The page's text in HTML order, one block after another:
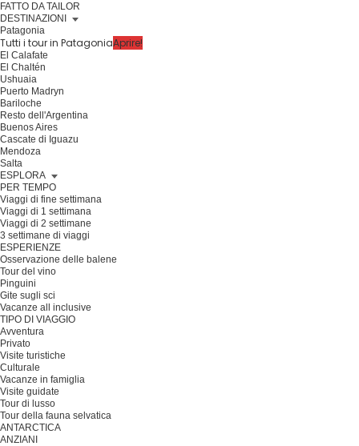
FATTO DA TAILOR
DESTINAZIONI
Patagonia
Tutti i tour in PatagoniaAprire!
El Calafate
El Chaltén
Ushuaia
Puerto Madryn
Bariloche
Resto dell'Argentina
Buenos Aires
Cascate di Iguazu
Mendoza
Salta
ESPLORA
PER TEMPO
Viaggi di fine settimana
Viaggi di 1 settimana
Viaggi di 2 settimane
3 settimane di viaggi
ESPERIENZE
Osservazione delle balene
Tour del vino
Pinguini
Gite sugli sci
Vacanze all inclusive
TIPO DI VIAGGIO
Avventura
Privato
Visite turistiche
Culturale
Vacanze in famiglia
Visite guidate
Tour di lusso
Tour della fauna selvatica
ANTARCTICA
ANZIANI